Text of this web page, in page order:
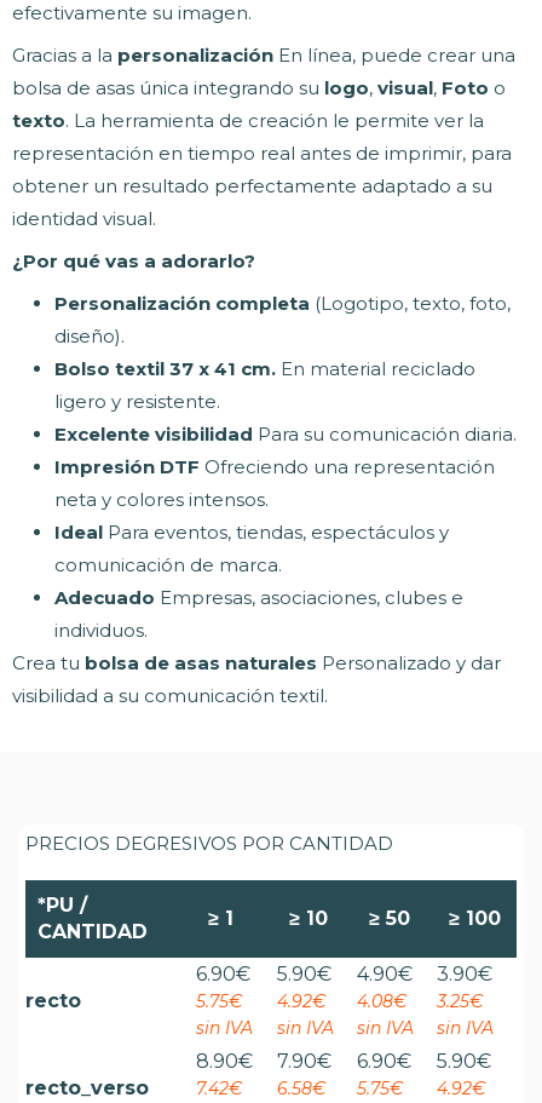
efectivamente su imagen.
Gracias a la personalización En línea, puede crear una
bolsa de asas única integrando su logo, visual, Foto o
texto. La herramienta de creación le permite ver la
representación en tiempo real antes de imprimir, para
obtener un resultado perfectamente adaptado a su
identidad visual.
¿Por qué vas a adorarlo?
Personalización completa (Logotipo, texto, foto,
diseño).
Bolso textil 37 x 41 cm. En material reciclado
ligero y resistente.
Excelente visibilidad Para su comunicación diaria.
Impresión DTF Ofreciendo una representación
neta y colores intensos.
Ideal Para eventos, tiendas, espectáculos y
comunicación de marca.
Adecuado Empresas, asociaciones, clubes e
individuos.
Crea tu bolsa de asas naturales Personalizado y dar
visibilidad a su comunicación textil.
PRECIOS DEGRESIVOS POR CANTIDAD
*PU /
CANTIDAD
≥ 1 ≥ 10 ≥50 ≥ 100
recto
6.90€
5.75€
sin IVA
5.90€
4.92€
sin IVA
4.90€
4.08€
sin IVA
3.90€
3.25€
sin IVA
recto_verso
8.90€
7.42€
7.90€
6.58€
6.90€
5.75€
5.90€
4.92€